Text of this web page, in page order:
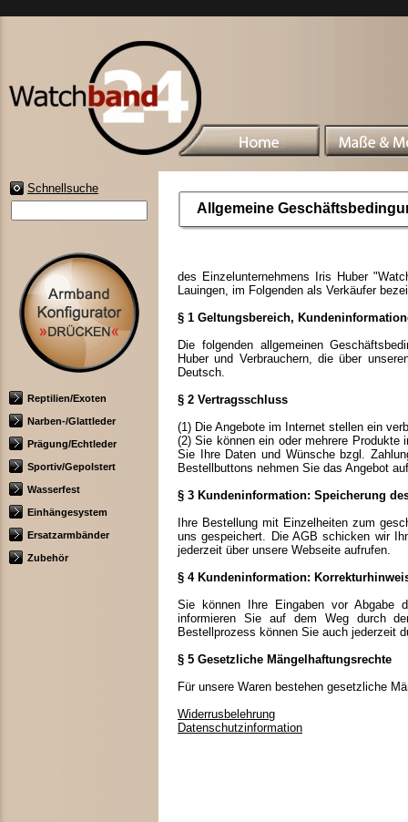
Schnellsuche
Reptilien/Exoten
Narben-/Glattleder
Prägung/Echtleder
Sportiv/Gepolstert
Wasserfest
Einhängesystem
Ersatzarmbänder
Zubehör
Allgemeine
des Einzelunternehmens Iris Huber
Lauingen, im Folgenden als Verkäufer
§ 1 Geltungsbereich,
Die folgenden allgemeinen
Huber und Verbrauchern, die über
Deutsch.
§ 2 Vertragsschluss
(1) Die Angebote im Internet stellen ein
(2) Sie können ein oder mehrere
Sie Ihre Daten und Wünsche bzgl.
Bestellbuttons nehmen Sie das Angebot
§ 3 Kundeninformation: Speicherung
Ihre Bestellung mit Einzelheiten zum
uns gespeichert. Die AGB schicken wir
jederzeit über unsere Webseite aufrufen.
§ 4 Kundeninformation:
Sie können Ihre Eingaben vor Abgabe
informieren Sie auf dem Weg durch
Bestellprozess können Sie auch jederzeit
§ 5 Gesetzliche Mängelhaftungsrechte
Für unsere Waren bestehen gesetzliche
Widerrusbelehrung
Datenschutzinformation